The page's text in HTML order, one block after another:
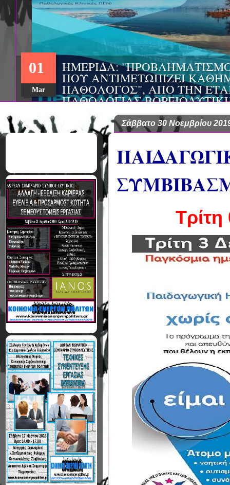
ΗΜΕΡΙΔΑ:
ΠΟΥ ΑΝΤΙΜΕΤΩΠΙΖΕΙ
ΠΑΘΟΛΟΓΟΣ", ΑΠΟ ΤΗΝ
ΠΑΘΟΛΟΓΙΑΣ
ΤΙΣ Α' & Β'
ΚΛΙΝΙΚΕΣ ΠΓΝΙ
01
Mar
Σάββατο 30 Νοεμβρίου